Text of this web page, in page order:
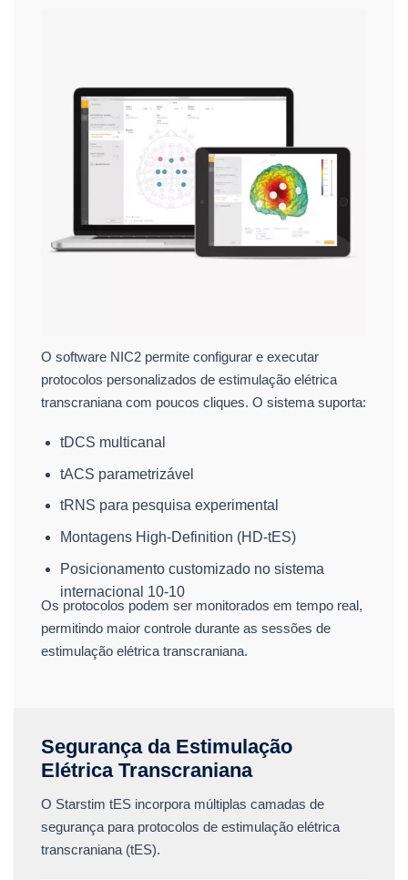
O software NIC2 permite configurar e executar
protocolos personalizados de estimulação elétrica
transcraniana com poucos cliques. O sistema suporta:
tDCS multicanal
tACS parametrizável
tRNS para pesquisa experimental
Montagens High-Definition (HD-tES)
Posicionamento customizado no sistema
internacional 10-10
Os protocolos podem ser monitorados em tempo real,
permitindo maior controle durante as sessões de
estimulação elétrica transcraniana.
Segurança da Estimulação
Elétrica Transcraniana
O Starstim tES incorpora múltiplas camadas de
segurança para protocolos de estimulação elétrica
transcraniana (tES).